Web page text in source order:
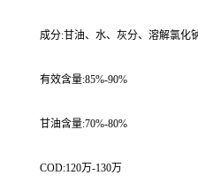
成分:甘油、水、灰分、溶解氯化
有效含量:85%-90%
甘油含量:70%-80%
COD:120万-130万